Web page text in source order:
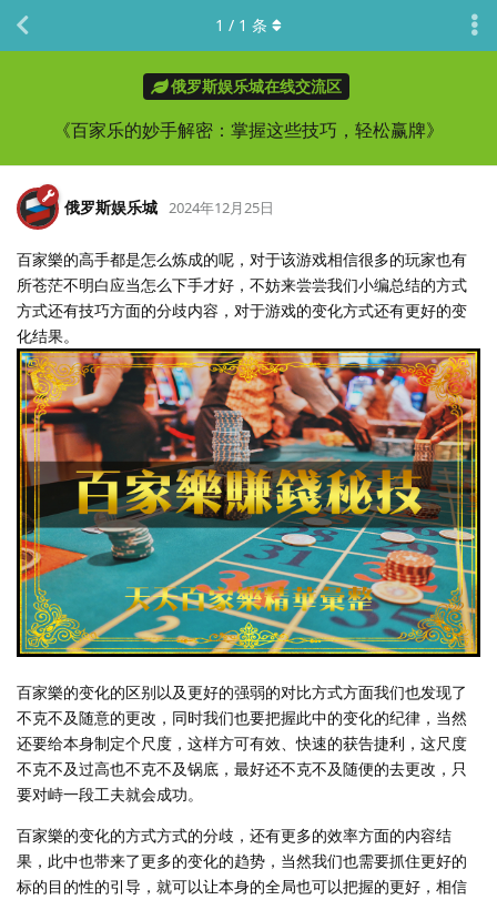
俄罗斯娱乐城在线交流区
《百家乐的妙手解密：掌握这些技巧，轻松赢牌》
1 / 1 条
俄罗斯娱乐城 2024年12月25日
百家樂的高手都是怎么炼成的呢，对于该游戏相信很多的玩家也有
所苍茫不明白应当怎么下手才好，不妨来尝尝我们小编总结的方式
方式还有技巧方面的分歧内容，对于游戏的变化方式还有更好的变
化结果。
百家樂的变化的区别以及更好的强弱的对比方式方面我们也发现了
不克不及随意的更改，同时我们也要把握此中的变化的纪律，当然
还要给本身制定个尺度，这样方可有效、快速的获告捷利，这尺度
不克不及过高也不克不及锅底，最好还不克不及随便的去更改，只
要对峙一段工夫就会成功。
百家樂的变化的方式方式的分歧，还有更多的效率方面的内容结
果，此中也带来了更多的变化的趋势，当然我们也需要抓住更好的
标的目的性的引导，就可以让本身的全局也可以把握的更好，相信